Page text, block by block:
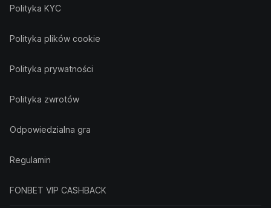
Polityka KYC
Polityka plików cookie
Polityka prywatności
Polityka zwrotów
Odpowiedzialna gra
Regulamin
FONBET VIP CASHBACK